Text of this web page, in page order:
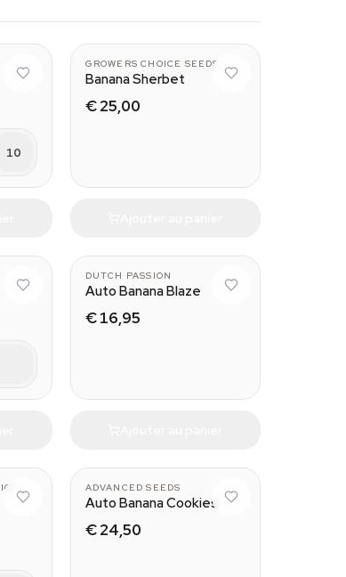
10
GROWERS CHOICE SEEDS
Banana Sherbet
€ 25,00
DUTCH PASSION
Auto Banana Blaze
€ 16,95
ADVANCED SEEDS
Auto Banana Cookies
€ 24,50